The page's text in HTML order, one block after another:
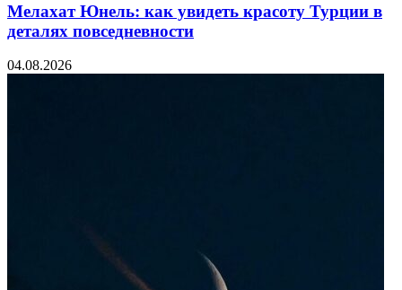
Мелахат Юнель: как увидеть красоту Турции в
деталях повседневности
04.08.2026